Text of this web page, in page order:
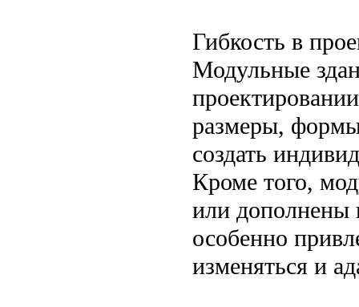
Гибкость в
Модульные
размеры,
создать
Кроме того,
или дополнены
особенно
изменяться и